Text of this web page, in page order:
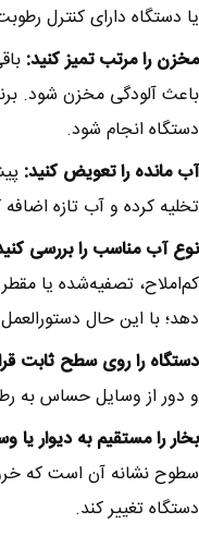
یا دستگاه دارای کنترل
مخزن را مرتب تمیز کنید:
باعث آلودگی مخزن شود.
دستگاه انجام شود.
آب مانده را تعویض کنید:
تخلیه کرده و آب تازه اضافه
نوع آب مناسب را بررسی
کم‌املاح، تصفیه‌شده یا
دهد؛ با این حال
دستگاه را روی سطح ثابت
و دور از وسایل حساس به
بخار را مستقیم به دیوار یا
سطوح نشانه آن است که
دستگاه تغییر کند.